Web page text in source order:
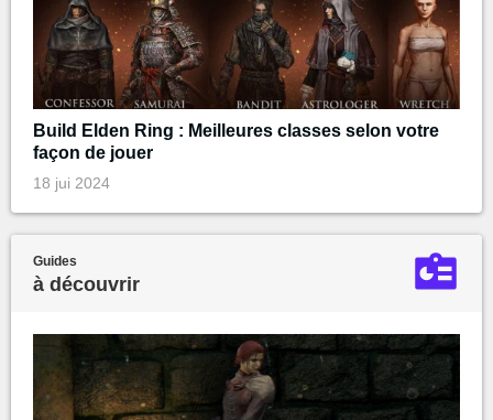
Build Elden Ring : Meilleures classes selon votre
façon de jouer
18 jui 2024
Guides
à découvrir